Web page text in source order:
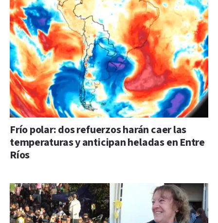
Frío polar: dos refuerzos harán caer las
temperaturas y anticipan heladas en Entre
Ríos